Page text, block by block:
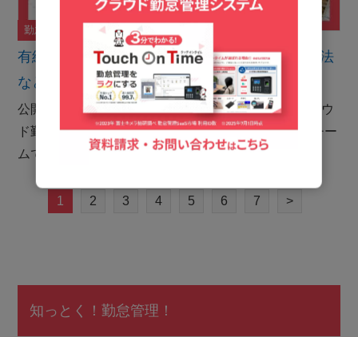
有給休暇の繰り越しとは？基本ルール、計算方法
などを解説
勤怠管理システム タッチオンタイムの紹介
公開日：2026年7月3日 こんにちは。シェアNo.1クラウ
ド勤怠管理システム「タッチオンタイム」のコラムチー
ムです。 有給休暇は、一定の条件を満たした従…
1 2 3 4 5 6 7 >
知っとく！勤怠管理！